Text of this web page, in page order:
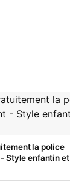
la police
Style enfantin et